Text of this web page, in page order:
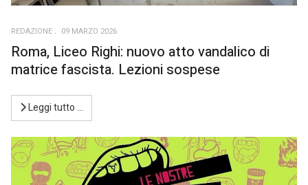
REDAZIONE 09 MARZO 2026
Roma, Liceo Righi: nuovo atto vandalico di
matrice fascista. Lezioni sospese
Leggi tutto …